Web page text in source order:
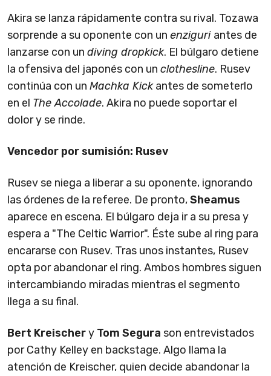
Akira se lanza rápidamente contra su rival. Tozawa
sorprende a su oponente con un enziguri antes de
lanzarse con un diving dropkick. El búlgaro detiene
la ofensiva del japonés con un clothesline. Rusev
continúa con un Machka Kickantes de someterlo
en el The Accolade. Akira no puede soportar el
dolor y se rinde.
Vencedor por sumisión: Rusev
Rusev se niega a liberar a su oponente, ignorando
las órdenes de la referee. De pronto,Sheamus
aparece en escena. El búlgaro deja ir a su presa y
espera a "The Celtic Warrior". Éste sube al ring para
encararse con Rusev. Tras unos instantes, Rusev
opta por abandonar el ring. Ambos hombres siguen
intercambiando miradas mientras el segmento
llega a su final.
Bert Kreischery Tom Segura son entrevistados
por Cathy Kelley en backstage. Algo llama la
atención de Kreischer, quien decide abandonar la